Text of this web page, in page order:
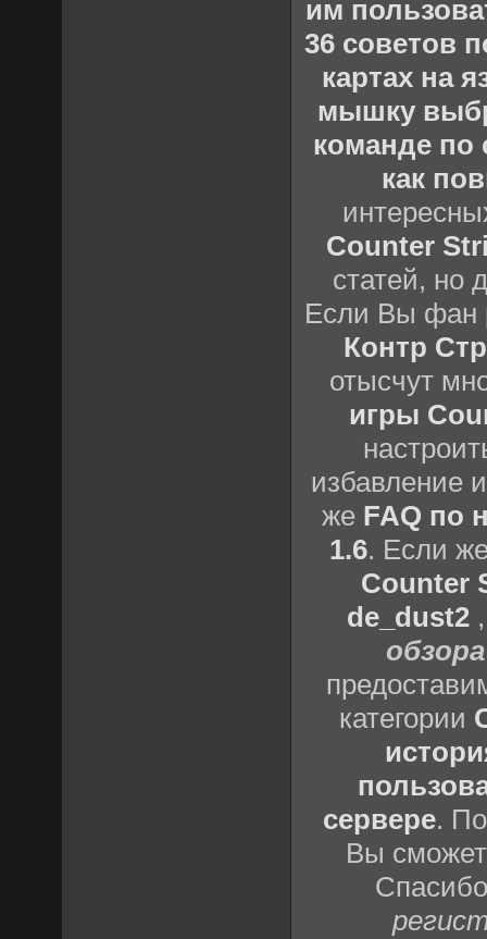
им
36 советов
картах на
мышку
команде по
как
Counter
статей, но
Если Вы фан
Контр
отысчут
игры
избавление
же FAQ по
1.6. Если
Counter
de_dust2
категории
сервере.
Вы